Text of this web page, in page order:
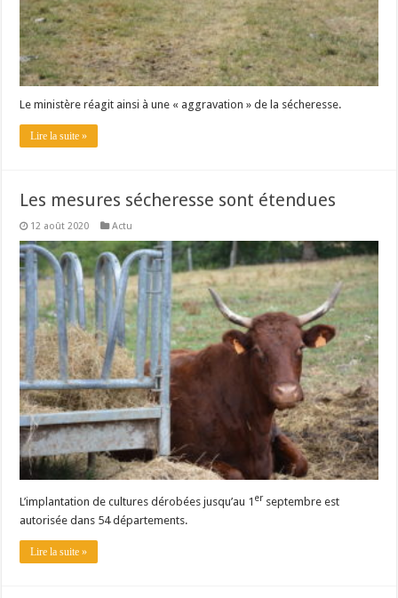
Le ministère réagit ainsi à une « aggravation » de la sécheresse.
Lire la suite »
Les mesures sécheresse sont étendues
12 août 2020 Actu
L’implantation de cultures dérobées jusqu’au 1 er septembre est
autorisée dans 54 départements.
Lire la suite »